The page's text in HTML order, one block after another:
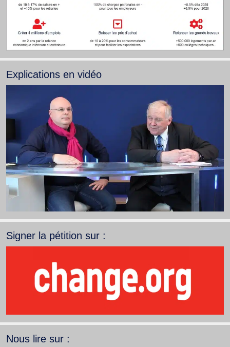
Explications en vidéo
Signer la pétition sur :
Nous lire sur :